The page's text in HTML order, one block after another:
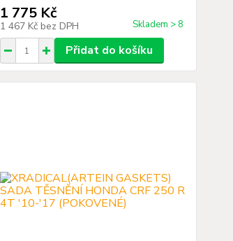
1 775 Kč
1 467 Kč bez DPH Skladem > 8
Přidat do košíku